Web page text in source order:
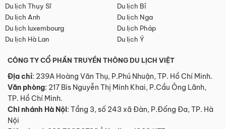
Du lịch Thụy Sĩ
Du lịch Bỉ
Du lịch Anh
Du lịch Nga
Du lịch luxembourg
Du lịch Pháp
Du lịch Hà Lan
Du lịch Ý
CÔNG TY CỔ PHẦN TRUYỀN THÔNG DU LỊCH VIỆT
Địa chỉ: 239A Hoàng Văn Thụ, P.Phú Nhuận, TP. Hồ Chí Minh.
Văn phòng: 217 Bis Nguyễn Thị Minh Khai, P.Cầu Ông Lãnh,
TP. Hồ Chí Minh.
Chi nhánh Hà Nội: Tầng 3, số 243 xã Đàn, P.Đống Đa, TP. Hà
Nội